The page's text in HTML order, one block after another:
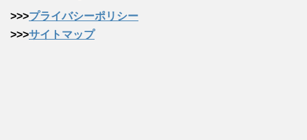
>>>プライバシーポリシー
>>>サイトマップ